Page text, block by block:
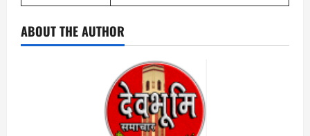
ABOUT THE AUTHOR